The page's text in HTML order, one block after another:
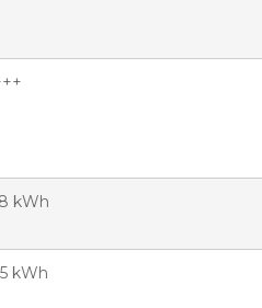
kWh
kWh